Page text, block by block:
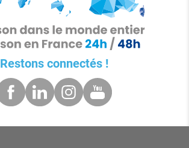
Restons connectés !